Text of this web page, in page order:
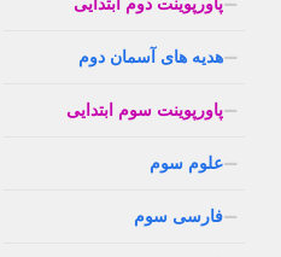
هدیه های آسمان دوم
پاورپوینت سوم ابتدایی
علوم سوم
فارسی سوم